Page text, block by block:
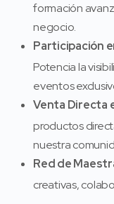
formación
negocio.
Participación
Potencia la
eventos
Venta Directa
productos
nuestra
Red de
creativas,